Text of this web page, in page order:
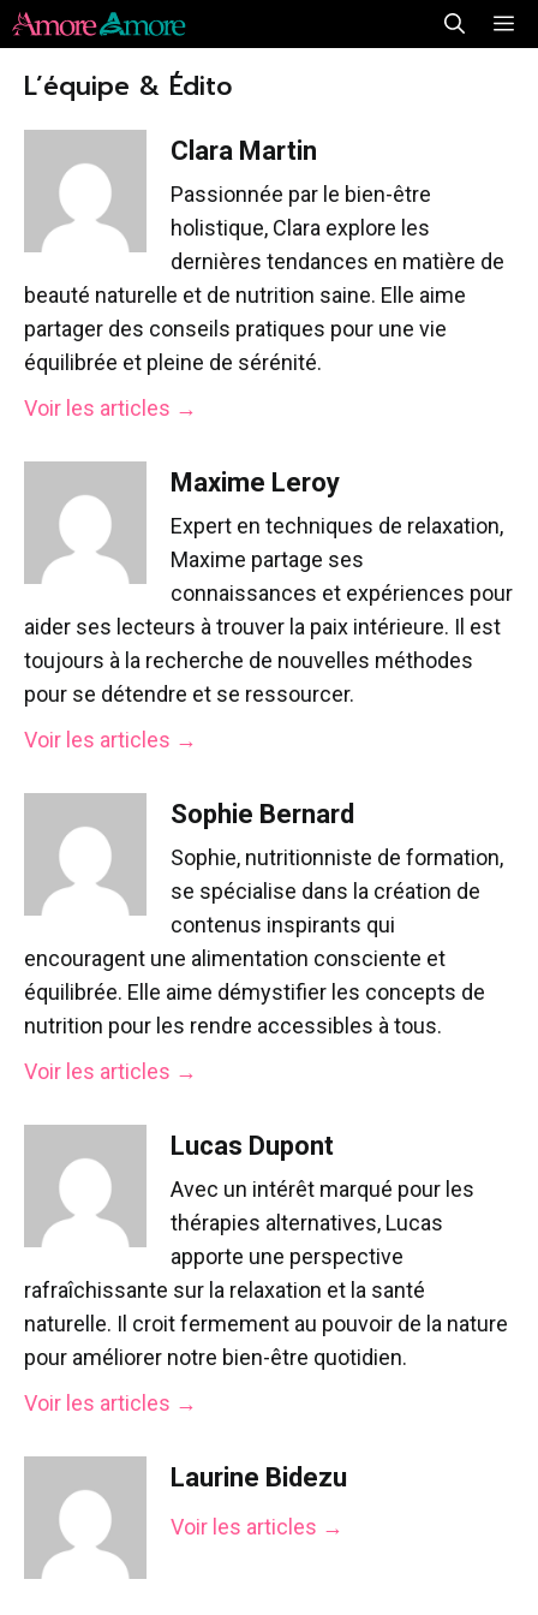
Aller
au
contenu
L’équipe & Édito
Clara Martin
Passionnée par le bien-être
holistique, Clara explore les
dernières tendances en matière de
beauté naturelle et de nutrition saine. Elle aime
partager des conseils pratiques pour une vie
équilibrée et pleine de sérénité.
Voir les articles →
Maxime Leroy
Expert en techniques de relaxation,
Maxime partage ses
connaissances et expériences pour
aider ses lecteurs à trouver la paix intérieure. Il est
toujours à la recherche de nouvelles méthodes
pour se détendre et se ressourcer.
Voir les articles →
Sophie Bernard
Sophie, nutritionniste de formation,
se spécialise dans la création de
contenus inspirants qui
encouragent une alimentation consciente et
équilibrée. Elle aime démystifier les concepts de
nutrition pour les rendre accessibles à tous.
Voir les articles →
Lucas Dupont
Avec un intérêt marqué pour les
thérapies alternatives, Lucas
apporte une perspective
rafraîchissante sur la relaxation et la santé
naturelle. Il croit fermement au pouvoir de la nature
pour améliorer notre bien-être quotidien.
Voir les articles →
Laurine Bidezu
Voir les articles →